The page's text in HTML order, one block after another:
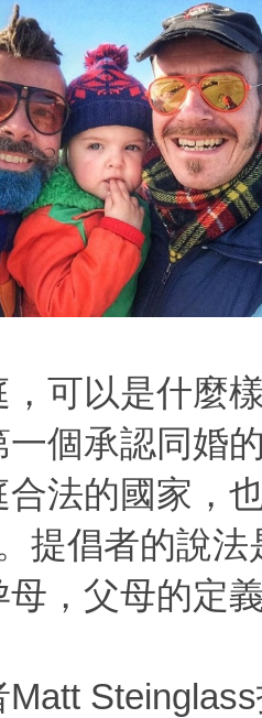
，可以是什麼
個承認同婚
法的國家，
提倡者的說
，父母的定